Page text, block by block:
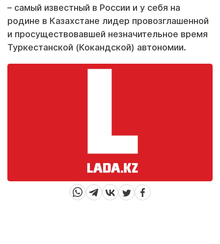
– самый известный в России и у себя на
родине в Казахстане лидер провозглашенной
и просуществовавшей незначительное время
Туркестанской (Кокандской) автономии.